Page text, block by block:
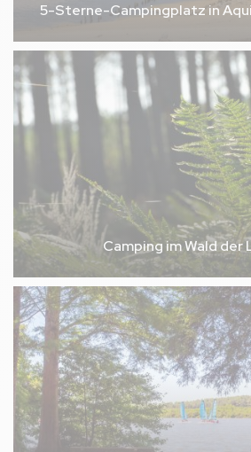
5-Sterne-Campingplatz in
Camping im Wald der